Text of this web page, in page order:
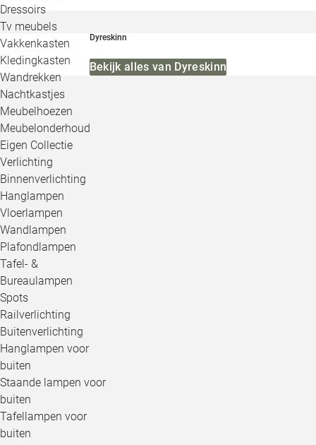
Dressoirs
Tv meubels
Vakkenkasten
Kledingkasten
Wandrekken
Nachtkastjes
Meubelhoezen
Meubelonderhoud
Eigen Collectie
Verlichting
Binnenverlichting
Hanglampen
Vloerlampen
Wandlampen
Plafondlampen
Tafel- &
Bureaulampen
Spots
Railverlichting
Buitenverlichting
Hanglampen voor
buiten
Staande lampen voor
buiten
Tafellampen voor
buiten
Dyreskinn
Bekijk alles van Dyreskinn